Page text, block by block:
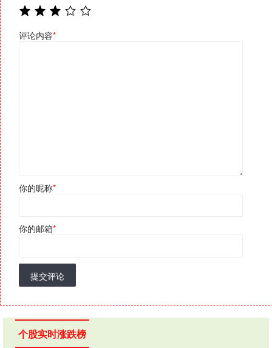
评论内容*
你的昵称*
你的邮箱*
提交评论
个股实时涨跌榜